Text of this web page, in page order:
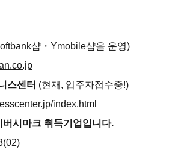
샵・Ymobile샵을 운영)
스센터 (현재, 입주자접수중!)
index.html
시마크 취득기업입니다.